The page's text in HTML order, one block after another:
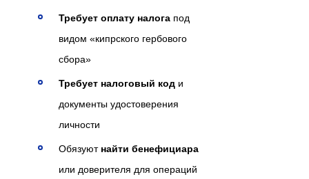
Требует оплату налога под
видом «кипрского гербового
сбора»
Требует налоговый код и
документы удостоверения
личности
Обязуют найти бенефициара
или доверителя для операций